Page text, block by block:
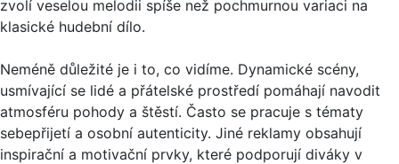
zvolí veselou melodii spíše než pochmurnou variaci na
klasické hudební dílo.
Neméně důležité je i to, co vidíme. Dynamické scény,
usmívající se lidé a přátelské prostředí pomáhají navodit
atmosféru pohody a štěstí. Často se pracuje s tématy
sebepřijetí a osobní autenticity. Jiné reklamy obsahují
inspirační a motivační prvky, které podporují diváky v